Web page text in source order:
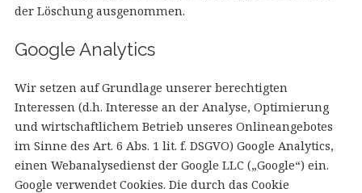
der Löschung ausgenommen.
Google Analytics
Wir setzen auf Grundlage unserer berechtigten
Interessen (d.h. Interesse an der Analyse, Optimierung
und wirtschaftlichem Betrieb unseres Onlineangebotes
im Sinne des Art. 6 Abs. 1 lit. f. DSGVO) Google Analytics,
einen Webanalysedienst der Google LLC („Google“) ein.
Google verwendet Cookies. Die durch das Cookie